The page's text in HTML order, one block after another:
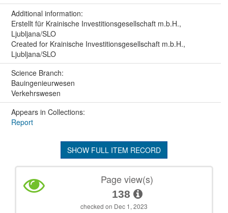
Additional information:
Erstellt für Krainische Investitionsgesellschaft m.b.H.,
Ljubljana/SLO
Created for Krainische Investitionsgesellschaft m.b.H.,
Ljubljana/SLO
Science Branch:
Bauingenieurwesen
Verkehrswesen
Appears in Collections:
Report
SHOW FULL ITEM RECORD
Page view(s)
138
checked on Dec 1, 2023